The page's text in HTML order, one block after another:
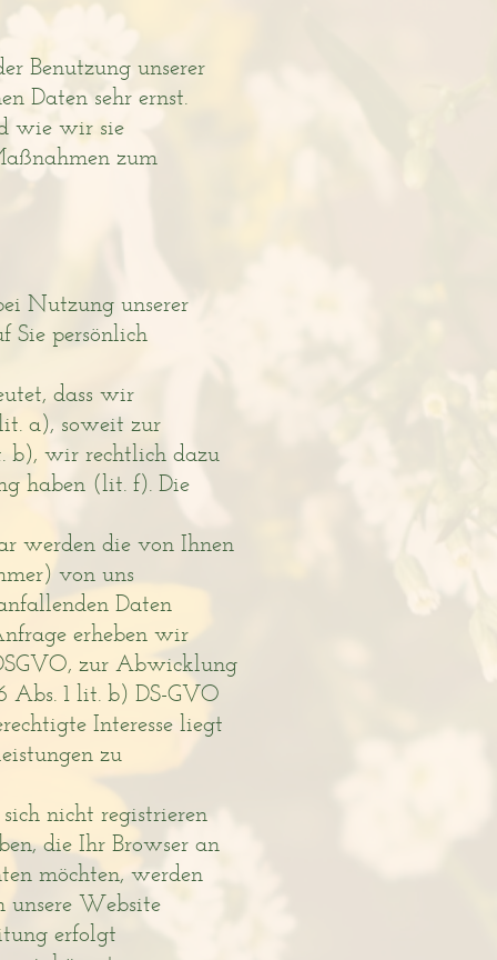
Benutzung unserer
Daten sehr ernst.
wie wir sie
zum
Nutzung unserer
Sie persönlich
dass wir
a), soweit zur
b), wir rechtlich dazu
haben (lit. f). Die
werden die von Ihnen
von uns
Daten
erheben wir
zur Abwicklung
Abs. 1 lit. b) DS-GVO
Interesse liegt
zu
nicht registrieren
die Ihr Browser an
möchten, werden
unsere Website
erfolgt